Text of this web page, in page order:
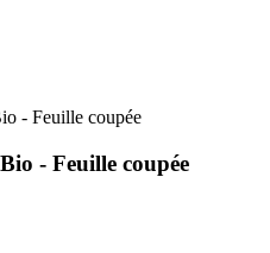
- Feuille coupée
- Feuille coupée